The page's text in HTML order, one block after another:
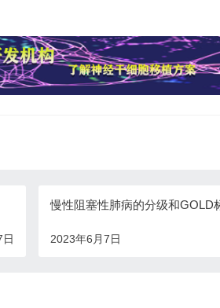
慢性阻塞性肺病的分级和GOLD
2023年6月7日